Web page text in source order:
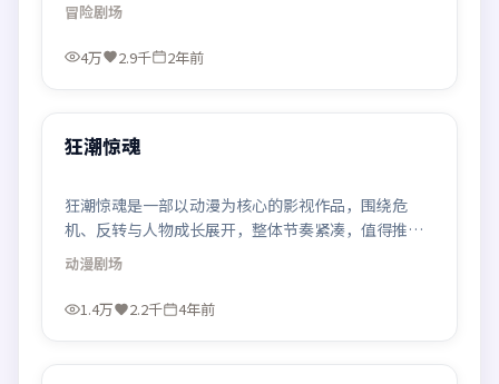
冒险剧场
4万 2.9千 2年前
最新
狂潮惊魂
狂潮惊魂是一部以动漫为核心的影视作品，围绕危
机、反转与人物成长展开，整体节奏紧凑，值得推荐
观看。
动漫剧场
1.4万 2.2千 4年前